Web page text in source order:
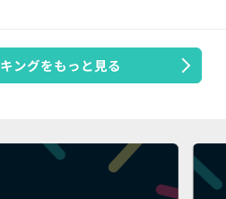
ングをもっと見る